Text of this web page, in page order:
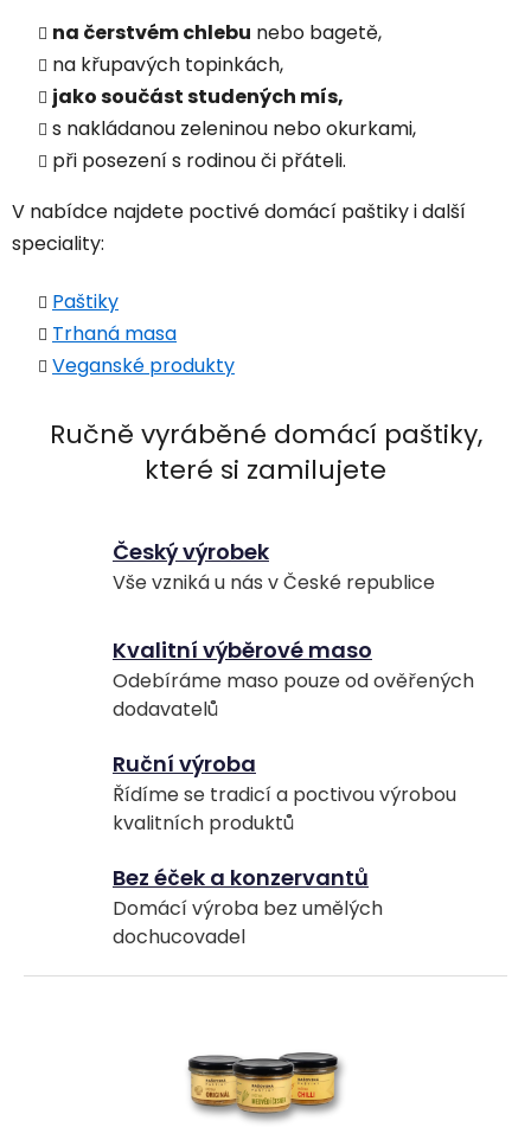
na čerstvém chlebu nebo bagetě,
na křupavých topinkách,
jako součást studených mís,
s nakládanou zeleninou nebo okurkami,
při posezení s rodinou či přáteli.
V nabídce najdete poctivé domácí paštiky i další
speciality:
Paštiky
Trhaná masa
Veganské produkty
Český výrobek
Vše vzniká u nás v České republice
Kvalitní výběrové maso
Odebíráme maso pouze od ověřených
dodavatelů
Ruční výroba
Řídíme se tradicí a poctivou výrobou
kvalitních produktů
Bez éček a konzervantů
Domácí výroba bez umělých
dochucovadel